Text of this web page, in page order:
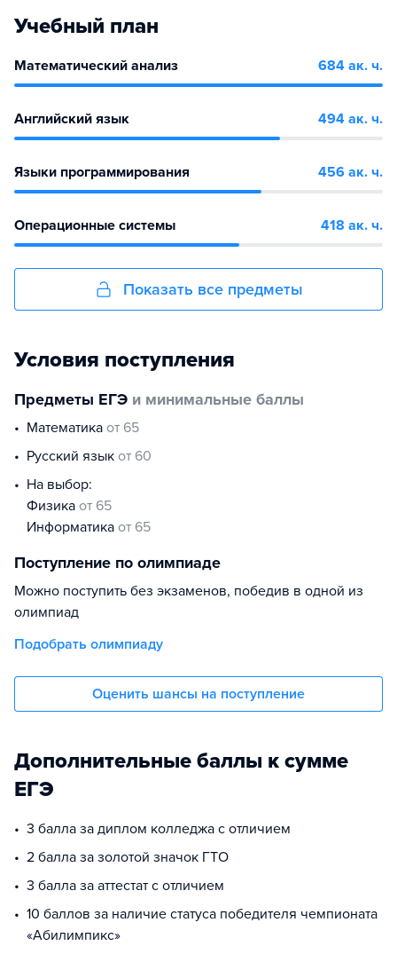
Учебный план
Математический анализ 684 ак. ч.
Английский язык 494 ак. ч.
Языки программирования 456 ак. ч.
Операционные системы 418 ак. ч.
Показать все предметы
Условия поступления
Предметы ЕГЭ и минимальные баллы
математика от 65
русский язык от 60
На выбор:
физика от 65
информатика от 65
Поступление по олимпиаде
Можно поступить без экзаменов, победив в одной из
олимпиад
Подобрать олимпиаду
Оценить шансы на поступление
Дополнительные баллы к сумме
ЕГЭ
3 балла за диплом колледжа с отличием
2 балла за золотой значок ГТО
3 балла за аттестат с отличием
10 баллов за наличие статуса победителя чемпионата
«Абилимпикс»